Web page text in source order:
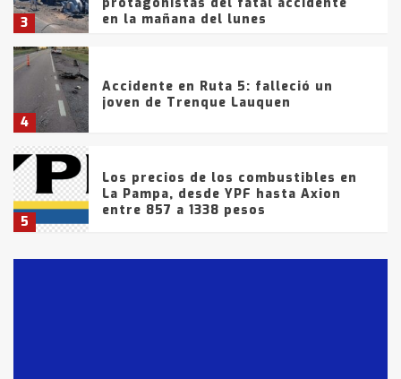
3
en la mañana del lunes
4
Accidente en Ruta 5: falleció un
joven de Trenque Lauquen
5
Los precios de los combustibles en
La Pampa, desde YPF hasta Axion
entre 857 a 1338 pesos